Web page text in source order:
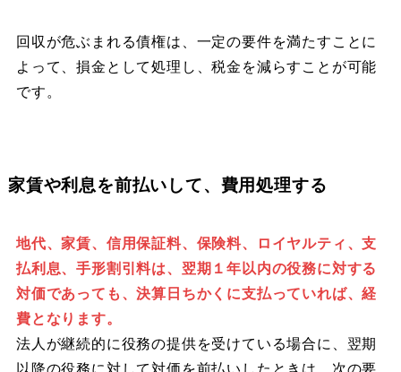
回収が危ぶまれる債権は、一定の要件を満たすことに
よって、損金として処理し、税金を減らすことが可能
です。
家賃や利息を前払いして、費用処理する
地代、家賃、信用保証料、保険料、ロイヤルティ、支
払利息、手形割引料は、翌期１年以内の役務に対する
対価であっても、決算日ちかくに支払っていれば、経
費となります。
法人が継続的に役務の提供を受けている場合に、翌期